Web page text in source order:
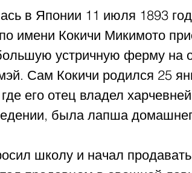
в Японии 11 июля 1893
имени Кокичи Микимото
устричную ферму на
Сам Кокичи родился 25
его отец владел
была лапша
школу и начал